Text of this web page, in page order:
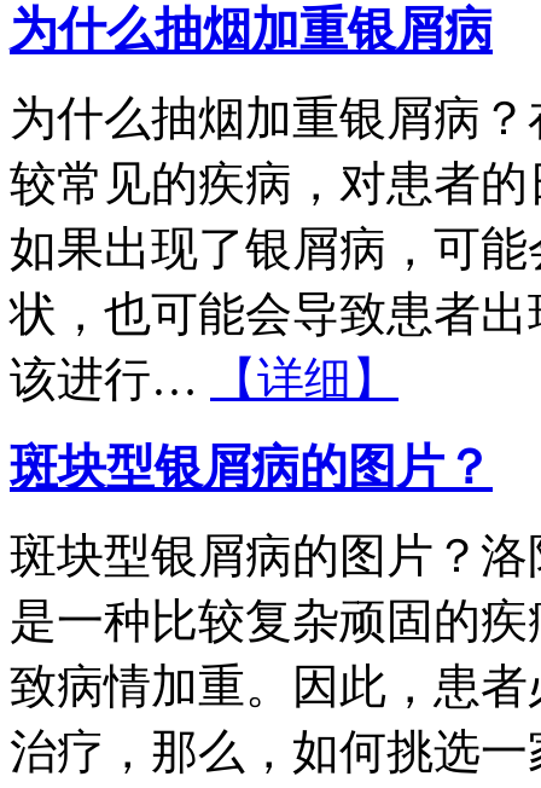
为什么抽烟加重银屑病
为什么抽烟加重银屑病
较常见的疾病，对患者
如果出现了银屑病，可
状，也可能会导致患者
该进行…
【详细】
斑块型银屑病的图片？
斑块型银屑病的图片？
是一种比较复杂顽固的
致病情加重。因此，患
治疗，那么，如何挑选